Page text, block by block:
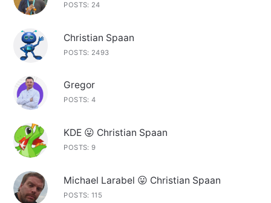
POSTS: 24
Christian Spaan
POSTS: 2493
Gregor
POSTS: 4
KDE 😛 Christian Spaan
POSTS: 9
Michael Larabel 😛 Christian Spaan
POSTS: 115